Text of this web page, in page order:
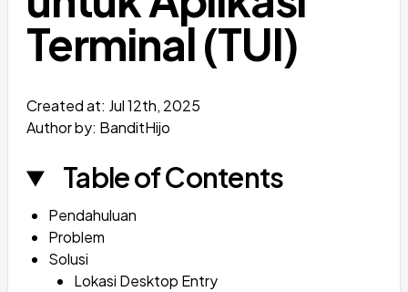
Terminal (TUI)
Created at: Jul 12th, 2025
Author by: BanditHijo
Table of Contents
Pendahuluan
Problem
Solusi
Lokasi Desktop Entry